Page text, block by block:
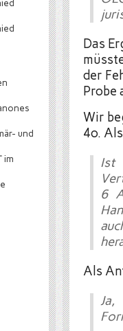
Das
der
Probe
Wir
4o.
Ist
6
Als
und
im